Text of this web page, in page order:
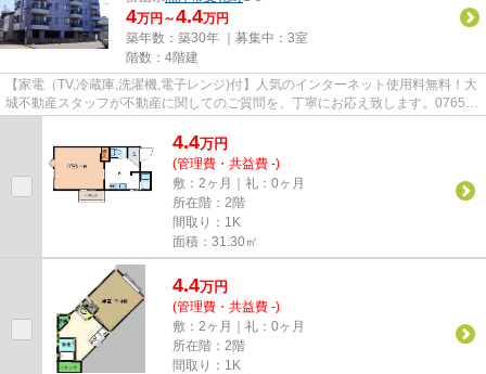
4万円～4.4万円
築年数：築30年 ｜募集中： 3室
階数：4階建
【家電（TV,冷蔵庫,洗濯機,電子レンジ)付】人気のインターネット使用料無料！大
城不動産スタッフが不動産に関してのご質問を、丁寧にお応え致します。0765-
24-7558/oshiro-f@nice-tv.j...
4.4万円
(管理費・共益費 -)
敷：2ヶ月｜礼：0ヶ月
所在階：2階
間取り：1K
面積：31.30㎡
4.4万円
(管理費・共益費 -)
敷：2ヶ月｜礼：0ヶ月
所在階：2階
間取り：1K